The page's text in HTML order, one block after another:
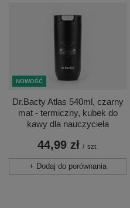
NOWOŚĆ
Dr.Bacty Atlas 540ml, czarny
mat - termiczny, kubek do
kawy dla nauczyciela
44,99 zł / szt.
+ Dodaj do porównania